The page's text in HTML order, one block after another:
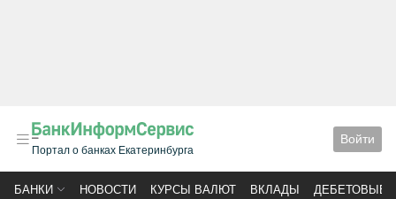
Портал о банках Екатеринбурга
Войти
БАНКИ НОВОСТИ КУРСЫ ВАЛЮТ ВКЛАДЫ ДЕБЕТОВЫЕ